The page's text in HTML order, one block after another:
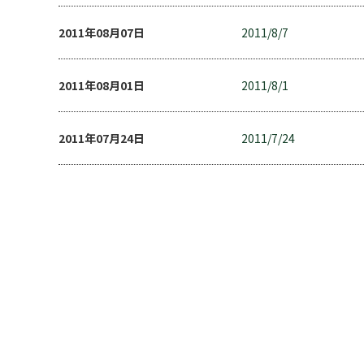
2011年08月07日 2011/8/7
2011年08月01日 2011/8/1
2011年07月24日 2011/7/24